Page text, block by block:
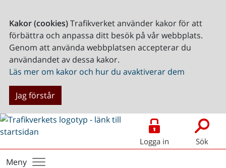
Kakor (cookies)Trafikverket använder kakor för att
förbättra och anpassa ditt besök på vår webbplats.
Genom att använda webbplatsen accepterar du
användandet av dessa kakor.
Läs mer om kakor och hur du avaktiverar dem
Jag förstår
Logga in Sök
Meny